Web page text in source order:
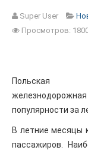
Super User
Просмотров:
Польская
популярности за
В летние месяцы
пассажиров.